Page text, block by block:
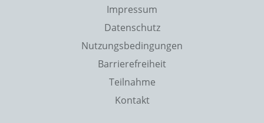
Impressum
Datenschutz
Nutzungsbedingungen
Barrierefreiheit
Teilnahme
Kontakt